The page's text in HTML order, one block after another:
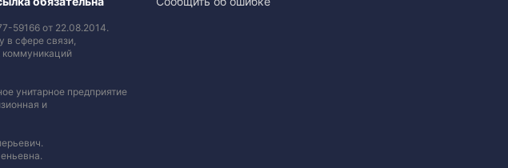
59166 от 22.08.2014.
в сфере связи,
унитарное предприятие
и